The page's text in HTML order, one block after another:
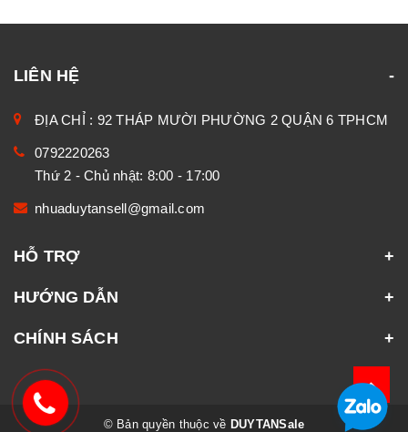
LIÊN HỆ
ĐỊA CHỈ : 92 THÁP MƯỜI PHƯỜNG 2 QUẬN 6 TPHCM
0792220263
Thứ 2 - Chủ nhật: 8:00 - 17:00
nhuaduytansell@gmail.com
HỖ TRỢ
HƯỚNG DẪN
CHÍNH SÁCH
© Bản quyền thuộc về DUYTANSale